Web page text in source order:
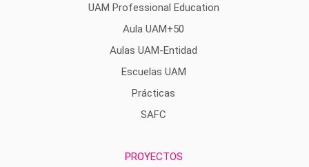
UAM Professional Education
Aula UAM+50
Aulas UAM-Entidad
Escuelas UAM
Prácticas
SAFC
PROYECTOS